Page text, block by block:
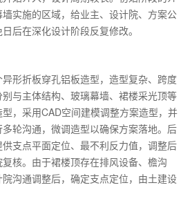
实施的区域，给业主、设计院、方案公
后在深化设计阶段反复修改。
形折板穿孔铝板造型，造型复杂、跨度
与主体结构、玻璃幕墙、裙楼采光顶等
，采用CAD空间建模调整方案造型，并
轮沟通，微调造型以确保方案落地。后
支点平面定位、最不利反力值，调整后
核。由于裙楼顶存在排风设备、檐沟
沟通调整后，确定支点定位，由土建设